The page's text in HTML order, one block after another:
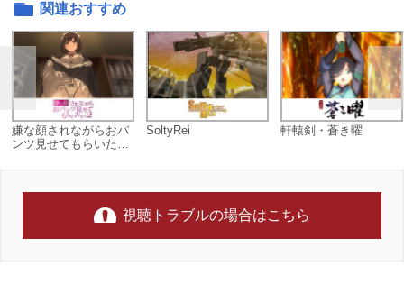
関連おすすめ
嫌な顔されながらおパ
ンツ見せてもらいたい
SoltyRei 軒轅剣・蒼き曜
視聴トラブルの場合はこちら